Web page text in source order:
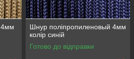
4мм
Шнур поліпропиленовый 4мм
колір синій
Готово до відправки